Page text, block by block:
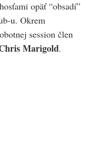
opäť “obsadí”
u. Okrem
session člen
Marigold.